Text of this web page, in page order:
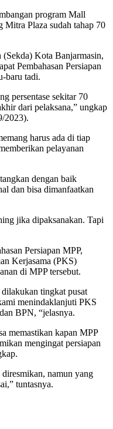
program Mall
Mitra Plaza sudah tahap 70
(Sekda) Kota Banjarmasin,
Pembahasan Persiapan
baru tadi.
persentase sekitar 70
dari pelaksana,” ungkap
2023).
harus ada di tiap
pelayanan
dengan baik
dan bisa dimanfaatkan
jika dipaksanakan. Tapi
Persiapan MPP,
Kerjasama (PKS)
di MPP tersebut.
tingkat pusat
menindaklanjuti PKS
BPN, “jelasnya.
memastikan kapan MPP
mengingat persiapan
diresmikan, namun yang
tuntasnya.